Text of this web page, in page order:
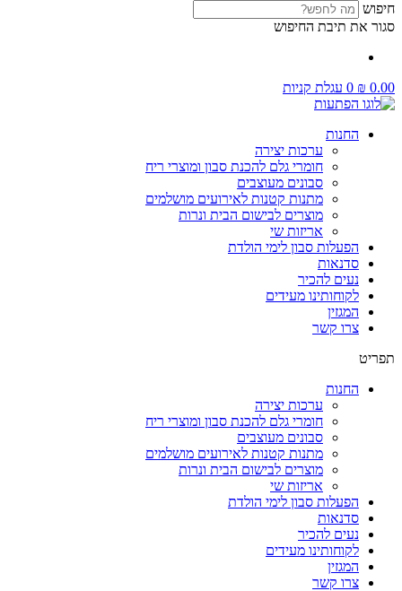
חיפוש
סגור את תיבת החיפוש
₪ 0.00
0 עגלת קניות
החנות
ערכות יצירה
חומרי גלם להכנת סבון ומוצרי ריח
סבונים מעוצבים
מתנות קטנות לאירועים מושלמים
מוצרים לבישום הבית ונרות
אריזות שי
הפעלות סבון לימי הולדת
סדנאות
נעים להכיר
לקוחותינו מעידים
המגזין
צרו קשר
תפריט
החנות
ערכות יצירה
חומרי גלם להכנת סבון ומוצרי ריח
סבונים מעוצבים
מתנות קטנות לאירועים מושלמים
מוצרים לבישום הבית ונרות
אריזות שי
הפעלות סבון לימי הולדת
סדנאות
נעים להכיר
לקוחותינו מעידים
המגזין
צרו קשר